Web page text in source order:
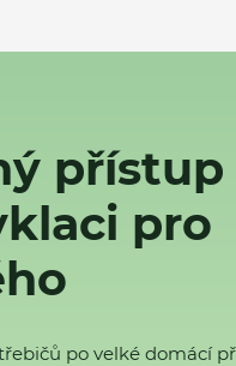
přístup
pro
po velké domácí